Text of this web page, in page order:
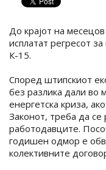
До крајот на
исплатат регресот
К-15.
Според штипскиот
без разлика дали во
енергетска криза,
Законот, треба да се
работодавците.
годишен одмор е
колективните